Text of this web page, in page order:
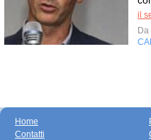
il
Da
Home
Contatti